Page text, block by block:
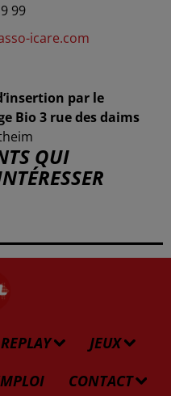
99
icare.com
par le
Bio 3 rue des daims
QUI
REPLAY
JEUX
CONTACT